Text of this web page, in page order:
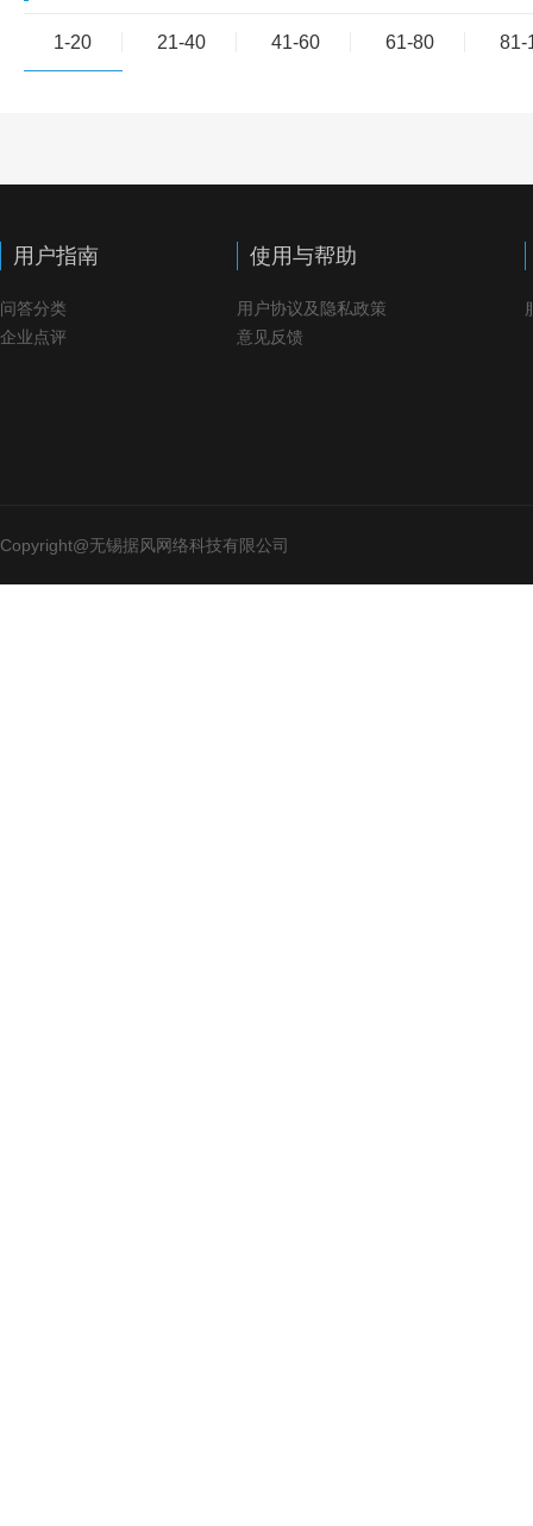
1-20 21-40 41-60 61-80 81-
用户指南
问答分类
企业点评
使用与帮助
用户协议及隐私政策
意见反馈
Copyright@无锡据风网络科技有限公司